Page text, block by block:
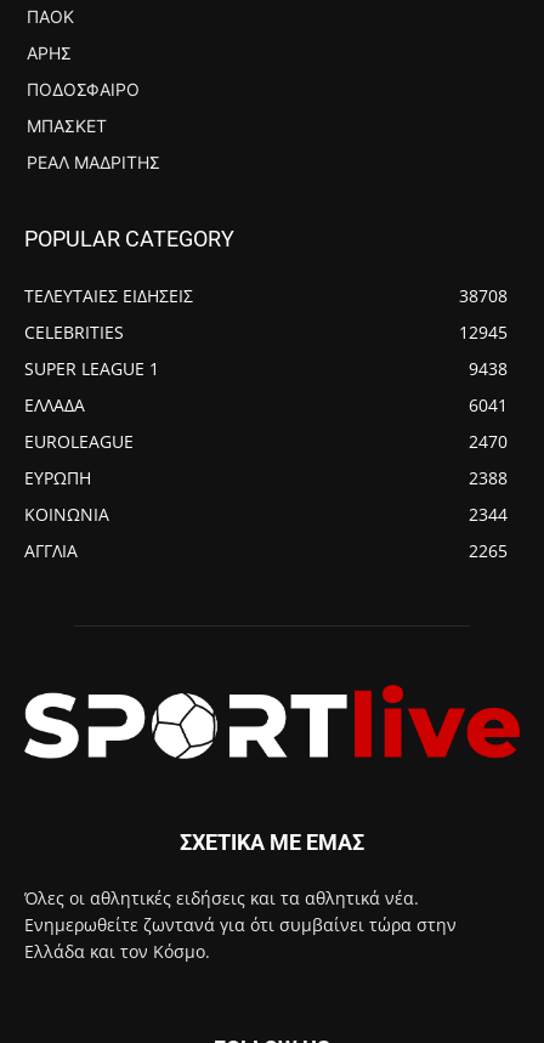
ΠΑΟΚ
ΆΡΗΣ
ΠΟΔΌΣΦΑΙΡΟ
ΜΠΆΣΚΕΤ
ΡΕΆΛ ΜΑΔΡΊΤΗΣ
POPULAR CATEGORY
ΤΕΛΕΥΤΑΙΕΣ ΕΙΔΗΣΕΙΣ
38708
CELEBRITIES
12945
SUPER LEAGUE 1
9438
ΕΛΛΑΔΑ
6041
EUROLEAGUE
2470
ΕΥΡΩΠΗ
2388
ΚΟΙΝΩΝΙΑ
2344
ΑΓΓΛΙΑ
2265
ΣΧΕΤΙΚΑ ΜΕ ΕΜΑΣ
Όλες οι αθλητικές ειδήσεις και τα αθλητικά νέα.
Ενημερωθείτε ζωντανά για ότι συμβαίνει τώρα στην
Ελλάδα και τον Κόσμο.